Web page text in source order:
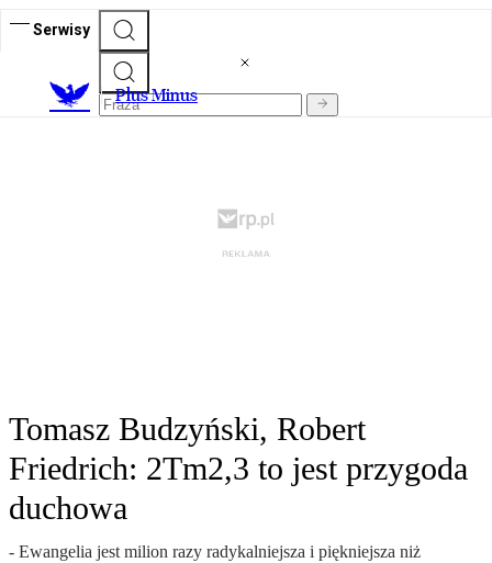
Serwisy
Plus Minus
Tomasz Budzyński, Robert
Friedrich: 2Tm2,3 to jest przygoda
duchowa
- Ewangelia jest milion razy radykalniejsza i piękniejsza niż